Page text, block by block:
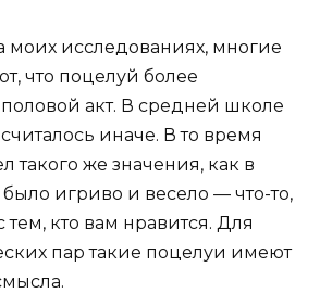
моих исследованиях, многие
что поцелуй более
акт. В средней школе
иначе. В то время
такого же значения, как в
было игриво и весело — что-то,
тем, кто вам нравится. Для
пар такие поцелуи имеют